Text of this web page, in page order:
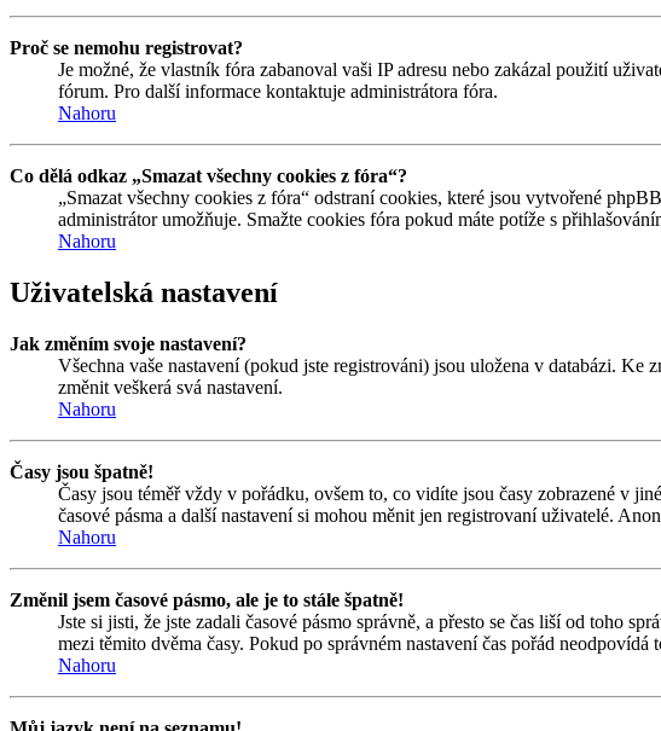
Proč se nemohu registrovat?
Je možné, že vlastník fóra zabanoval vaši IP adresu nebo zakázal použití
fórum. Pro další informace kontaktuje administrátora fóra.
Nahoru
Co dělá odkaz „Smazat všechny cookies z fóra“?
„Smazat všechny cookies z fóra“ odstraní cookies, které jsou vytvořené
administrátor umožňuje. Smažte cookies fóra pokud máte potíže s
Nahoru
Uživatelská nastavení
Jak změním svoje nastavení?
Všechna vaše nastavení (pokud jste registrováni) jsou uložena v databázi. Ke
změnit veškerá svá nastavení.
Nahoru
Časy jsou špatně!
Časy jsou téměř vždy v pořádku, ovšem to, co vidíte jsou časy zobrazené v
časové pásma a další nastavení si mohou měnit jen registrovaní uživatelé.
Nahoru
Změnil jsem časové pásmo, ale je to stále špatně!
Jste si jisti, že jste zadali časové pásmo správně, a přesto se čas liší od toho
mezi těmito dvěma časy. Pokud po správném nastavení čas pořád
Nahoru